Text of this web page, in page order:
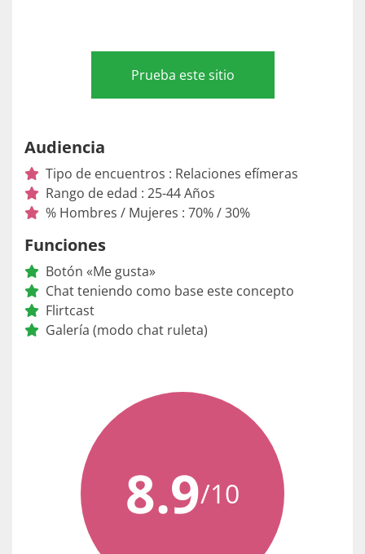
Audiencia
Tipo de encuentros : Relaciones efímeras
Rango de edad : 25-44 Años
% Hombres / Mujeres : 70% / 30%
Funciones
Botón «Me gusta»
Chat teniendo como base este concepto
Flirtcast
Galería (modo chat ruleta)
Prueba este sitio
8.9/10